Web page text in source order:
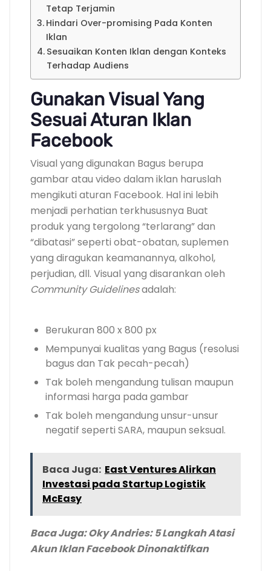
Tetap Terjamin
Hindari Over-promising Pada Konten
Iklan
Sesuaikan Konten Iklan dengan Konteks
Terhadap Audiens
Gunakan Visual Yang
Sesuai Aturan Iklan
Facebook
Visual yang digunakan Bagus berupa
gambar atau video dalam iklan haruslah
mengikuti aturan Facebook. Hal ini lebih
menjadi perhatian terkhususnya Buat
produk yang tergolong “terlarang” dan
“dibatasi” seperti obat-obatan, suplemen
yang diragukan keamanannya, alkohol,
perjudian, dll. Visual yang disarankan oleh
Community Guidelinesadalah:
Berukuran 800 x 800 px
Mempunyai kualitas yang Bagus (resolusi
bagus dan Tak pecah-pecah)
Tak boleh mengandung tulisan maupun
informasi harga pada gambar
Tak boleh mengandung unsur-unsur
negatif seperti SARA, maupun seksual.
Baca Juga: East Ventures Alirkan
Investasi pada Startup Logistik
McEasy
Baca Juga: Oky Andries: 5 Langkah Atasi
Akun Iklan Facebook Dinonaktifkan